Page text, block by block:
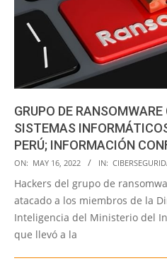
GRUPO DE
SISTEMAS
PERÚ; INFORMACIÓN
2022-
05-
16
ON: MAY 16, 2022 IN:
Hackers del grupo de
atacado a los miembros de la
Inteligencia del Ministerio del
que llevó a la